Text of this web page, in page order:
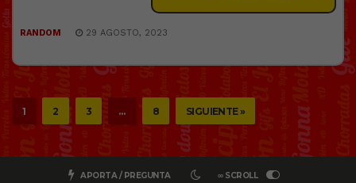
RANDOM 29 AGOSTO, 2023
1 2 3 … 8 SIGUIENTE »
APORTA / PREGUNTA ∞ SCROLL